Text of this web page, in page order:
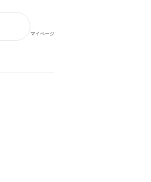
マイページ